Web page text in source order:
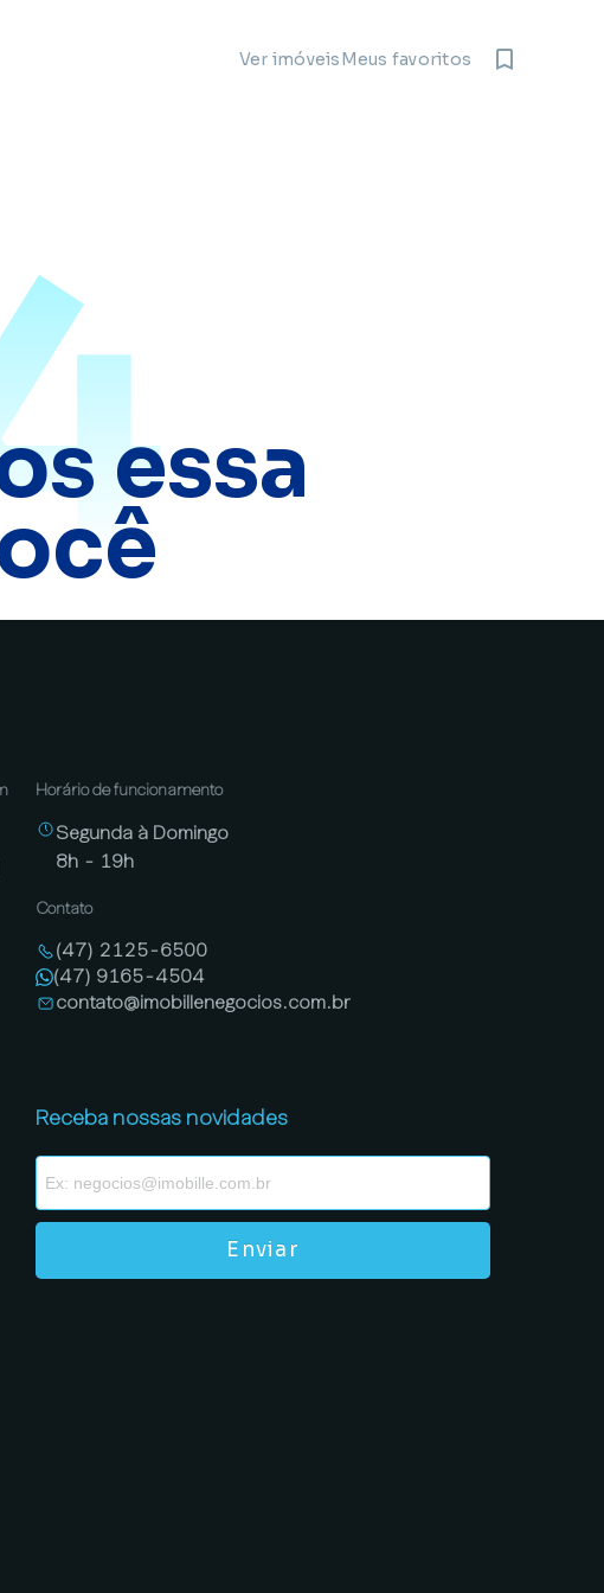
Ver imóveisMeus favoritos
essa
Horário de funcionamento
Segunda à Domingo
8h - 19h
Contato
(47) 2125-6500
(47) 9165-4504
contato@imobillenegocios.com.br
Receba nossas novidades
Enviar